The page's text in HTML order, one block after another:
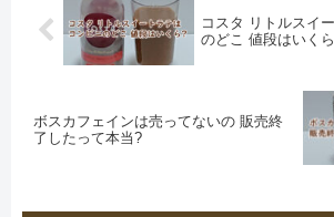
コスタ リトルスイ
のどこ 値段はいく
ボスカフェインは売ってないの 販売終
了したって本当?